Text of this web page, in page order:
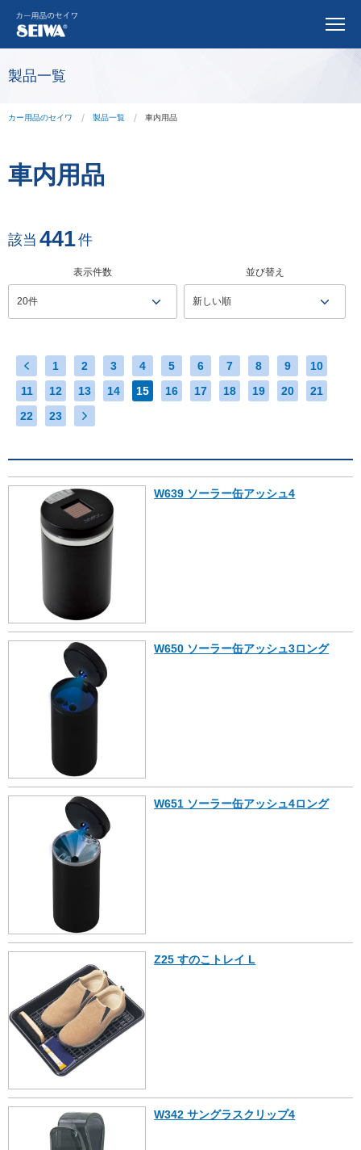
製品一覧
カー用品のセイワ 製品一覧 車内用品
車内用品
該当 441件
表示件数
20件
並び替え
新しい順
1 2 3 4 5 6 7 8 9
10
11
12 13 14 15 16 17 18 19 20
21
22
23
W639 ソーラー缶アッシュ4
W650 ソーラー缶アッシュ3ロング
W651 ソーラー缶アッシュ4ロング
Z25 すのこトレイ L
W342 サングラスクリップ4